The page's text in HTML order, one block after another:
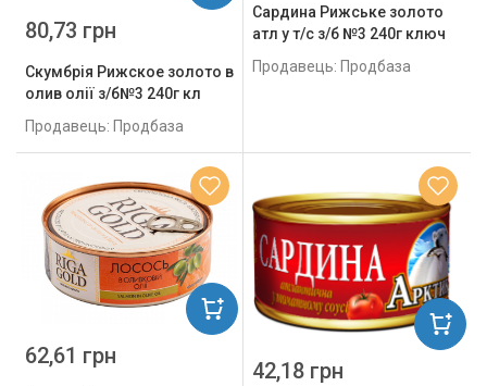
Скумбрія Рижское золото в
олив олії з/б№3 240г кл
Продавець: Продбаза
80,73 грн
Сардина Рижське золото
атл у т/с з/б №3 240г ключ
Продавець: Продбаза
62,61 грн
42,18 грн